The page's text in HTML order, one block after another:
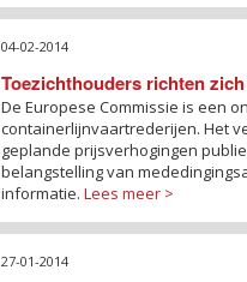
04-02-2014
Toezichthouders richten
De Europese Commissie is een
containerlijnvaartrederijen. Het
geplande prijsverhogingen
belangstelling van
informatie. Lees meer >
27-01-2014